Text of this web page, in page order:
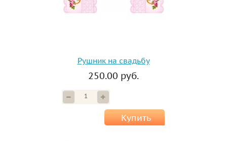
Рушник на свадьбу
250.00 руб.
Купить